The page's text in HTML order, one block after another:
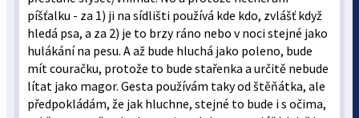
píšťalku - za 1) ji na sídlišti používá kde kdo, zvlášť když
hledá psa, a za 2) je to brzy ráno nebo v noci stejné jako
hulákání na pesu. A až bude hluchá jako poleno, bude
mít couračku, protože to bude stařenka a určitě nebude
lítat jako magor. Gesta používám taky od štěňátka, ale
předpokládám, že jak hluchne, stejné to bude i s očima,